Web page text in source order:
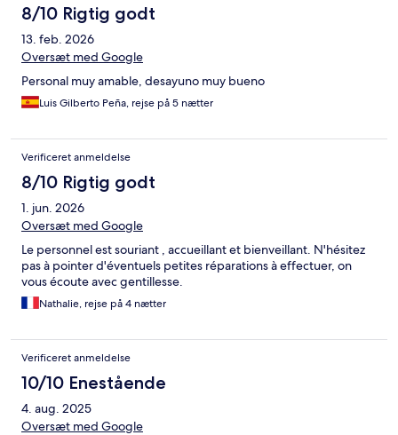
8/10 Rigtig godt
13. feb. 2026
Oversæt med Google
Personal muy amable, desayuno muy bueno
Luis Gilberto Peña, rejse på 5 nætter
Verificeret anmeldelse
8/10 Rigtig godt
1. jun. 2026
Oversæt med Google
Le personnel est souriant , accueillant et bienveillant. N'hésitez
pas à pointer d'éventuels petites réparations à effectuer, on
vous écoute avec gentillesse.
Nathalie, rejse på 4 nætter
Verificeret anmeldelse
10/10 Enestående
4. aug. 2025
Oversæt med Google